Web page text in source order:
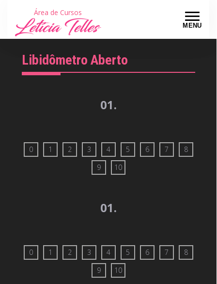
MENU
Área de Cursos
Libidômetro Aberto
01.
0 1 2 3 4 5 6 7
8
9
10
01.
0 1 2 3 4 5 6 7
8
9
10